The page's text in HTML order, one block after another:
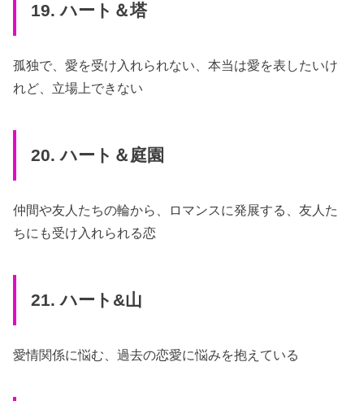
19. ハート＆塔
孤独で、愛を受け入れられない、本当は愛を表したいけ
れど、立場上できない
20. ハート＆庭園
仲間や友人たちの輪から、ロマンスに発展する、友人た
ちにも受け入れられる恋
21. ハート&山
愛情関係に悩む、過去の恋愛に悩みを抱えている